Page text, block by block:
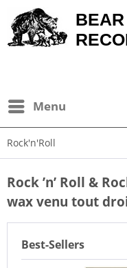
Menu
Rock'n'Roll
Rock ’n’ Roll &
wax venu tout
Best-Sellers